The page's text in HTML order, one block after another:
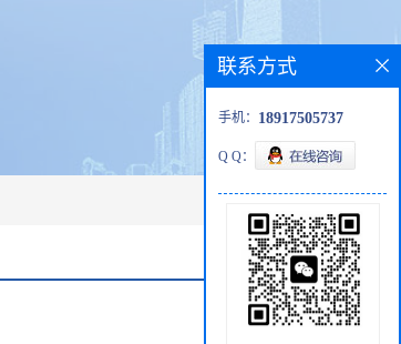
联系方式
手机： 18917505737
Q Q：